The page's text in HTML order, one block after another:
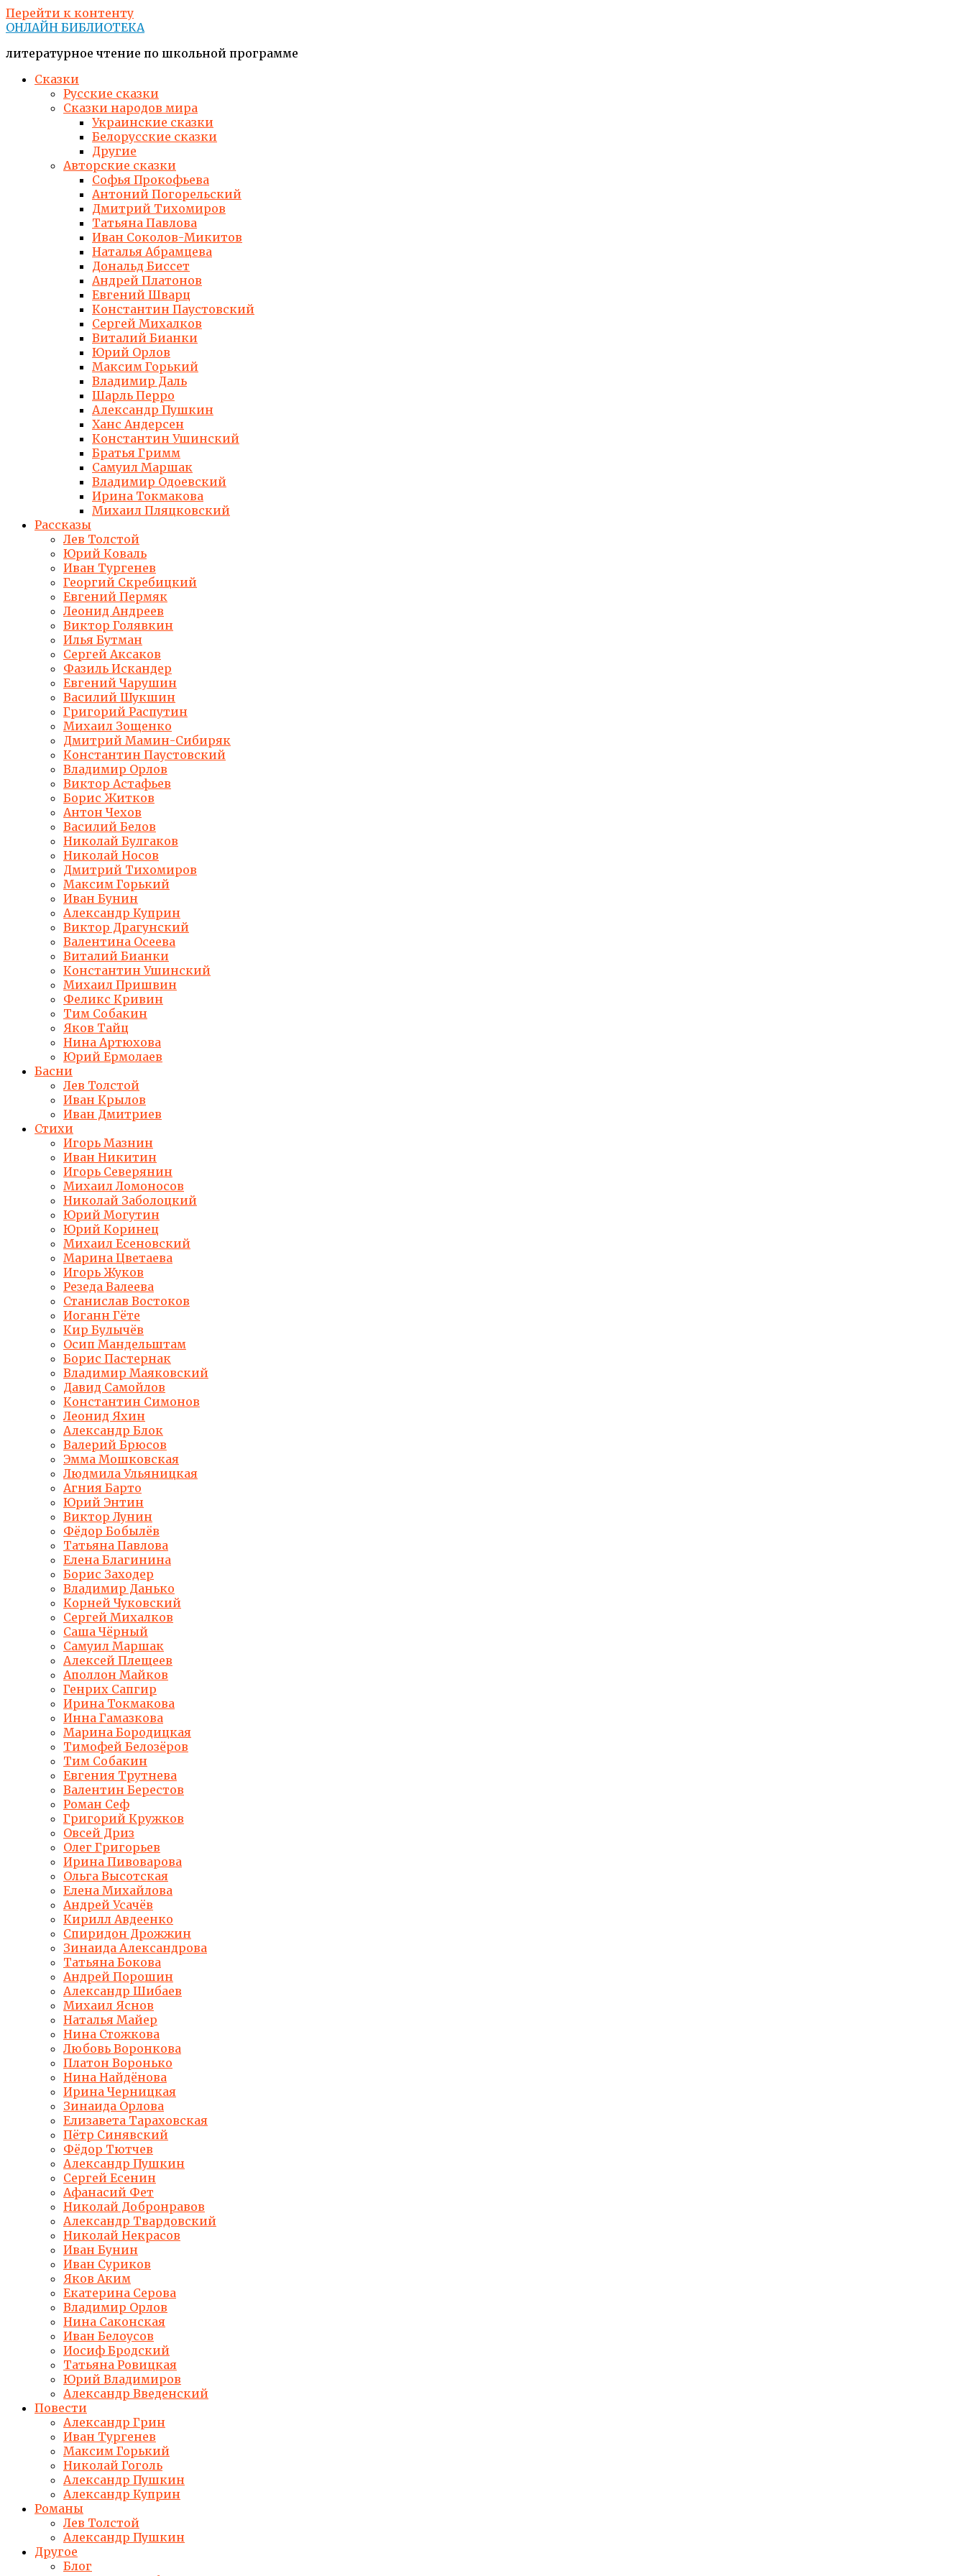
Перейти к контенту
ОНЛАЙН БИБЛИОТЕКА
литературное чтение по школьной программе
Сказки
Русские сказки
Сказки народов мира
Украинские сказки
Белорусские сказки
Другие
Авторские сказки
Софья Прокофьева
Антоний Погорельский
Дмитрий Тихомиров
Татьяна Павлова
Иван Соколов-Микитов
Наталья Абрамцева
Дональд Биссет
Андрей Платонов
Евгений Шварц
Константин Паустовский
Сергей Михалков
Виталий Бианки
Юрий Орлов
Максим Горький
Владимир Даль
Шарль Перро
Александр Пушкин
Ханс Андерсен
Константин Ушинский
Братья Гримм
Самуил Маршак
Владимир Одоевский
Ирина Токмакова
Михаил Пляцковский
Рассказы
Лев Толстой
Юрий Коваль
Иван Тургенев
Георгий Скребицкий
Евгений Пермяк
Леонид Андреев
Виктор Голявкин
Илья Бутман
Сергей Аксаков
Фазиль Искандер
Евгений Чарушин
Василий Шукшин
Григорий Распутин
Михаил Зощенко
Дмитрий Мамин-Сибиряк
Константин Паустовский
Владимир Орлов
Виктор Астафьев
Борис Житков
Антон Чехов
Василий Белов
Николай Булгаков
Николай Носов
Дмитрий Тихомиров
Максим Горький
Иван Бунин
Александр Куприн
Виктор Драгунский
Валентина Осеева
Виталий Бианки
Константин Ушинский
Михаил Пришвин
Феликс Кривин
Тим Собакин
Яков Тайц
Нина Артюхова
Юрий Ермолаев
Басни
Лев Толстой
Иван Крылов
Иван Дмитриев
Стихи
Игорь Мазнин
Иван Никитин
Игорь Северянин
Михаил Ломоносов
Николай Заболоцкий
Юрий Могутин
Юрий Коринец
Михаил Есеновский
Марина Цветаева
Игорь Жуков
Резеда Валеева
Станислав Востоков
Иоганн Гёте
Кир Булычёв
Осип Мандельштам
Борис Пастернак
Владимир Маяковский
Давид Самойлов
Константин Симонов
Леонид Яхин
Александр Блок
Валерий Брюсов
Эмма Мошковская
Людмила Ульяницкая
Агния Барто
Юрий Энтин
Виктор Лунин
Фёдор Бобылёв
Татьяна Павлова
Елена Благинина
Борис Заходер
Владимир Данько
Корней Чуковский
Сергей Михалков
Саша Чёрный
Самуил Маршак
Алексей Плещеев
Аполлон Майков
Генрих Сапгир
Ирина Токмакова
Инна Гамазкова
Марина Бородицкая
Тимофей Белозёров
Тим Собакин
Евгения Трутнева
Валентин Берестов
Роман Сеф
Григорий Кружков
Овсей Дриз
Олег Григорьев
Ирина Пивоварова
Ольга Высотская
Елена Михайлова
Андрей Усачёв
Кирилл Авдеенко
Спиридон Дрожжин
Зинаида Александрова
Татьяна Бокова
Андрей Порошин
Александр Шибаев
Михаил Яснов
Наталья Майер
Нина Стожкова
Любовь Воронкова
Платон Воронько
Нина Найдёнова
Ирина Черницкая
Зинаида Орлова
Елизавета Тараховская
Пётр Синявский
Фёдор Тютчев
Александр Пушкин
Сергей Есенин
Афанасий Фет
Николай Добронравов
Александр Твардовский
Николай Некрасов
Иван Бунин
Иван Суриков
Яков Аким
Екатерина Серова
Владимир Орлов
Нина Саконская
Иван Белоусов
Иосиф Бродский
Татьяна Ровицкая
Юрий Владимиров
Александр Введенский
Повести
Александр Грин
Иван Тургенев
Максим Горький
Николай Гоголь
Александр Пушкин
Александр Куприн
Романы
Лев Толстой
Александр Пушкин
Другое
Блог